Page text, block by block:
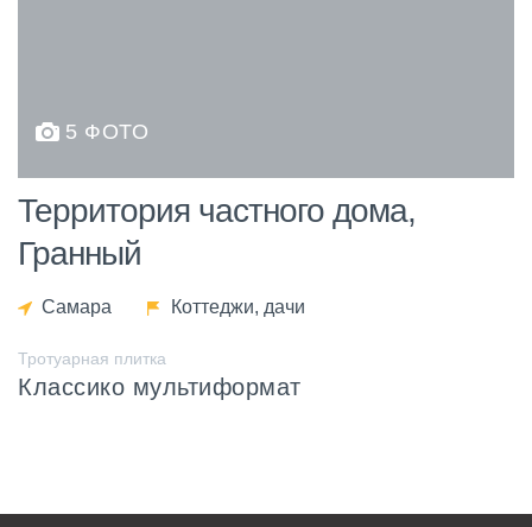
5 ФОТО
Территория частного дома,
Гранный
Самара Коттеджи, дачи
Тротуарная плитка
Классико мультиформат